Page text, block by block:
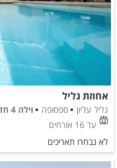
אחוזת גליל
גליל עליון ספסופה
וילה 4 חדרים
עד 16 אורחים
לא נבחרו תאריכים